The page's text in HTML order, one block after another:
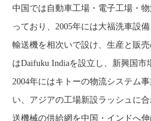
中国では自動車工場・電子工場・
っており、2005年には大福洗車設
輸送機を相次いで設け、生産と販
はDaifuku Indiaを設立し、新興国市
2004年にはキトーの物流システム
い、アジアの工場新設ラッシュに
送機械の供給網を中国・インドへ伸